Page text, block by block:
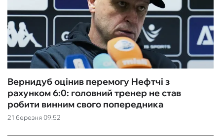
21 березня 09:52
Вернидуб оцінив перемогу Нефтчі з
рахунком 6:0: головний тренер не став
робити винним свого попередника